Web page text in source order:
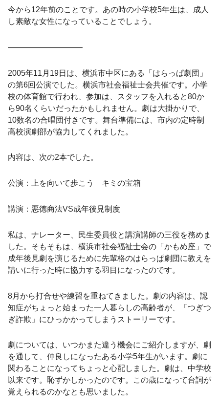
今から12年前のことです。あの時の小学校5年生は、成人
し素敵な女性になっていることでしょう。
—————————–
2005年11月19日は、横浜市中区にある「はらっぱ劇団」
の第6回公演でした。横浜市社会福祉士会共催です。小学
校の体育館で行われ、参加は、スタッフを入れると80か
ら90名くらいだったかもしれません。劇は大掛かりで、
10数名の合唱団付きです。舞台準備には、市内の定時制
高校演劇部が協力してくれました。
内容は、次の2本でした。
公演：上を向いて歩こう キミの宝箱
講演：悪徳商法VS成年後見制度
私は、ナレーター、民生委員役と講演講師の三役を務めま
した。そもそもは、横浜市社会福祉士会の「かもめ座」で
成年後見劇を演じるために先輩格のはらっぱ劇団に教えを
請いに行った時に協力する羽目になったのです。
8月から打合せや練習を重ねてきました。劇の内容は、認
知症がちょっと始まった一人暮らしの高齢者が、「つぎつ
ぎ詐欺」にひっかかってしまうストーリーです。
劇については、いつかまた違う機会にご紹介しますが、劇
を通して、仲良しになったある小学5年生がいます。劇に
関わることになってちょっと心配しました。劇は、中学校
以来です。恥ずかしかったのです。この歳になって台詞が
覚えられるのかなとも思いました。